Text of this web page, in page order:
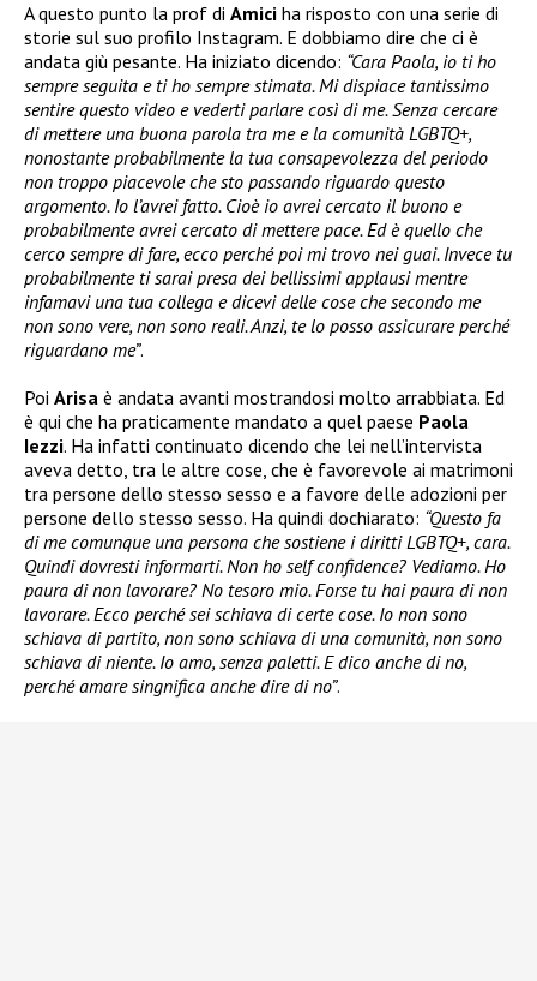
A questo punto la prof di Amici ha risposto con una serie di
storie sul suo profilo Instagram. E dobbiamo dire che ci è
andata giù pesante. Ha iniziato dicendo: “Cara Paola, io ti ho
sempre seguita e ti ho sempre stimata. Mi dispiace tantissimo
sentire questo video e vederti parlare così di me. Senza cercare
di mettere una buona parola tra me e la comunità LGBTQ+,
nonostante probabilmente la tua consapevolezza del periodo
non troppo piacevole che sto passando riguardo questo
argomento. Io l’avrei fatto. Cioè io avrei cercato il buono e
probabilmente avrei cercato di mettere pace. Ed è quello che
cerco sempre di fare, ecco perché poi mi trovo nei guai. Invece tu
probabilmente ti sarai presa dei bellissimi applausi mentre
infamavi una tua collega e dicevi delle cose che secondo me
non sono vere, non sono reali. Anzi, te lo posso assicurare perché
riguardano me”.
Poi Arisa è andata avanti mostrandosi molto arrabbiata. Ed
è qui che ha praticamente mandato a quel paese Paola
Iezzi. Ha infatti continuato dicendo che lei nell’intervista
aveva detto, tra le altre cose, che è favorevole ai matrimoni
tra persone dello stesso sesso e a favore delle adozioni per
persone dello stesso sesso. Ha quindi dochiarato: “Questo fa
di me comunque una persona che sostiene i diritti LGBTQ+, cara.
Quindi dovresti informarti. Non ho self confidence? Vediamo. Ho
paura di non lavorare? No tesoro mio. Forse tu hai paura di non
lavorare. Ecco perché sei schiava di certe cose. Io non sono
schiava di partito, non sono schiava di una comunità, non sono
schiava di niente. Io amo, senza paletti. E dico anche di no,
perché amare singnifica anche dire di no”.